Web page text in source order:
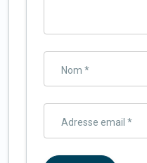
Nom *
Adresse email *